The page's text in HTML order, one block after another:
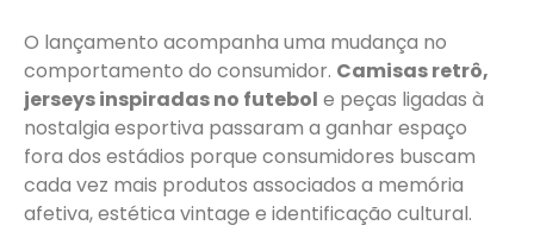
O lançamento acompanha uma mudança no
comportamento do consumidor. Camisas retrô,
jerseys inspiradas no futebol e peças ligadas à
nostalgia esportiva passaram a ganhar espaço
fora dos estádios porque consumidores buscam
cada vez mais produtos associados a memória
afetiva, estética vintage e identificação cultural.